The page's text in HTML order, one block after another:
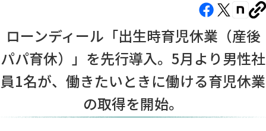
Facebook（新
い
タ
ブ
で
き
X（新
い
タ
で
き
note（新
い
タ
ブ
で
き
コ
ピ
ー
ローンディール「出生時育児休業（産後
パパ育休）」を先行導入。5月より男性社
員1名が、働きたいときに働ける育児休業
の取得を開始。